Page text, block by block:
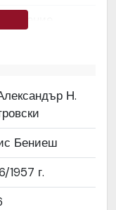
архив НТ
Н.
Бениеш
1957 г.